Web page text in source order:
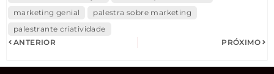
marketing genial
palestra sobre marketing
palestrante criatividade
ANTERIOR
PRÓXIMO